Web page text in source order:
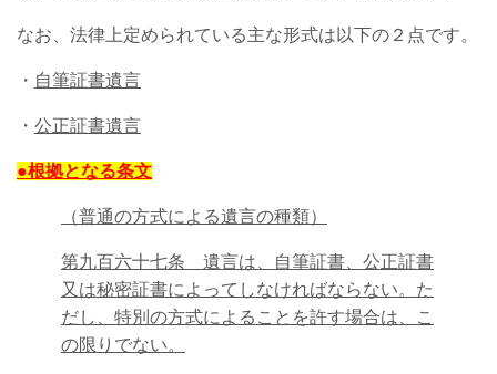
なお、法律上定められている主な形式は以下の２点です。
・ 自筆証書遺言
・ 公正証書遺言
●根拠となる条文
（普通の方式による遺言の種類）
第九百六十七条 遺言は、自筆証書、公正証書
又は秘密証書によってしなければならない。た
だし、特別の方式によることを許す場合は、こ
の限りでない。